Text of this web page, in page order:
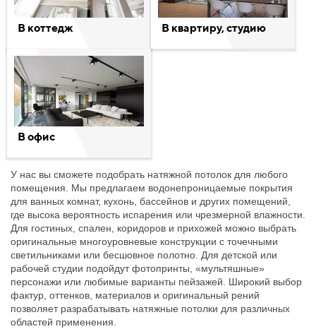
В коттедж В квартиру, студию
В офис
У нас вы сможете подобрать натяжной потолок для любого
помещения. Мы предлагаем водонепроницаемые покрытия
для ванных комнат, кухонь, бассейнов и других помещений,
где высока вероятность испарения или чрезмерной влажности.
Для гостиных, спален, коридоров и прихожей можно выбрать
оригинальные многоуровневые конструкции с точечными
светильниками или бесшовное полотно. Для детской или
рабочей студии подойдут фотопринты, «мультяшные»
персонажи или любимые варианты пейзажей. Широкий выбор
фактур, оттенков, материалов и оригинальный рений
позволяет разрабатывать натяжные потолки для различных
областей применения.